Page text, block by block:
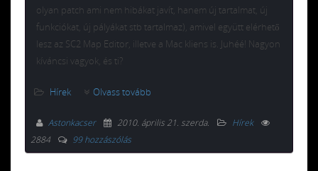
olyan patch ami nem hibákat javít, hanem új tartalmat, új
funkciókat, új pályákat stb tartalmaz), amivel együtt elérhető
lesz az SC2 Map Editor, illetve a Mac kliens is. Juhéé! Nagyon
kíváncsi vagyok, és ti?
Hírek Olvass tovább
Astonkacser 2010. április 21. szerda.
Hírek
2884
99 hozzászólás